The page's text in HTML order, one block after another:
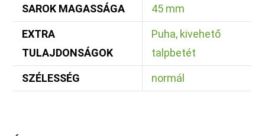
SAROK MAGASSÁGA 45 mm
EXTRA
TULAJDONSÁGOK
Puha, kivehető
talpbetét
SZÉLESSÉG normál